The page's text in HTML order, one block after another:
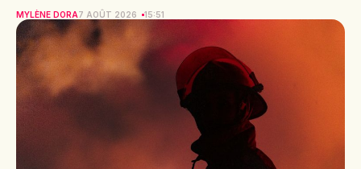
MYLÈNE DORA7 AOÛT 2026 15:51